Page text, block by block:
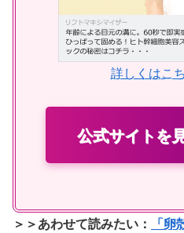
詳しくはこ
公式サイトを
＞＞あわせて読みたい：
「